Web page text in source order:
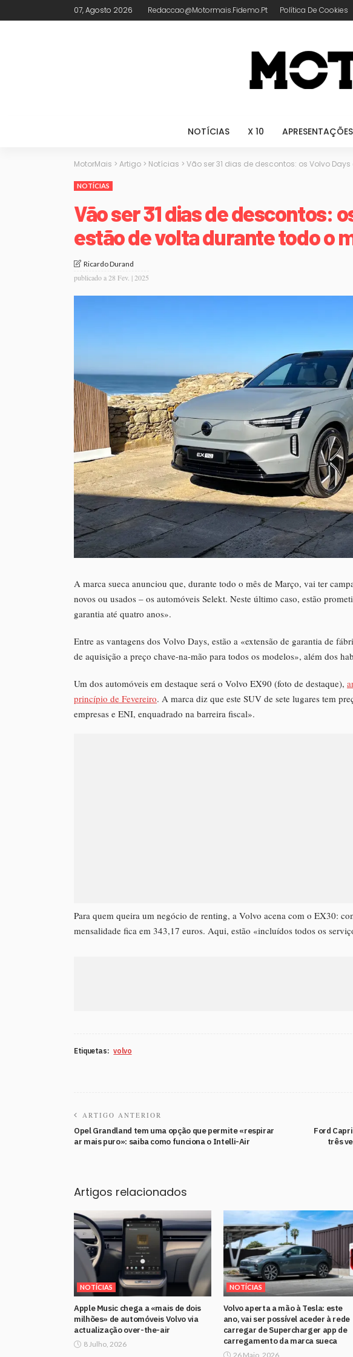
07, Agosto 2026 Redaccao@motormais.fidemo.pt Política De Cookies
NOTÍCIAS X 10 APRESENTAÇÕES
MotorMais > Artigo > Notícias > Vão ser 31 dias de descontos: os Volvo
NOTÍCIAS
Vão ser 31 dias de descontos:
estão de volta durante todo o
Ricardo Durand
publicado a28 Fev. | 2025
A marca sueca anunciou que, durante todo o mês de Março, vai ter
novos ou usados – os automóveis Selekt. Neste último caso, estão
garantia até quatro anos».
Entre as vantagens dos Volvo Days, estão a «extensão de garantia de
de aquisição a preço chave-na-mão para todos os modelos», além dos
Um dos automóveis em destaque será o Volvo EX90 (foto de destaque),
princípio de Fevereiro. A marca diz que este SUV de sete lugares tem
empresas e ENI, enquadrado na barreira fiscal».
Para quem queira um negócio de renting, a Volvo acena com o EX30:
mensalidade fica em 343,17 euros. Aqui, estão «incluídos todos os
Etiquetas: volvo
ARTIGO ANTERIOR
Opel Grandland tem uma opção que permite «respirar
ar mais puro»: saiba como funciona o Intelli-Air
Ford
três
Artigos relacionados
NOTÍCIAS
Apple Music chega a «mais de dois
milhões» de automóveis Volvo via
actualização over-the-air
8 Julho, 2026
NOTÍCIAS
Volvo aperta a mão à Tesla: este
ano, vai ser possível aceder à rede
carregar de Supercharger app de
carregamento da marca sueca
26 Maio, 2026